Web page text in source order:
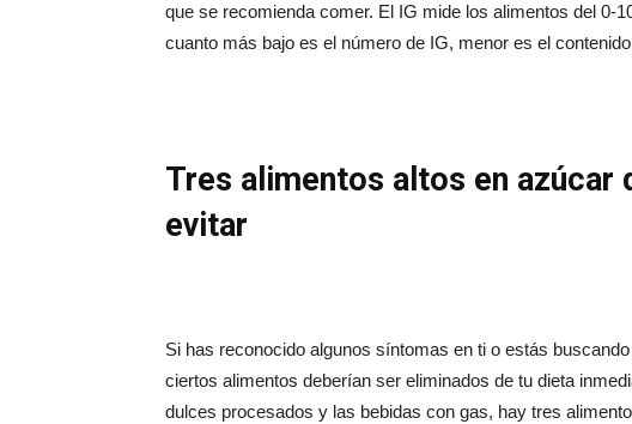
que se recomienda comer. El IG mide los alimentos del 0-
cuanto más bajo es el número de IG, menor es el
Tres alimentos altos en azúcar
evitar
Si has reconocido algunos síntomas en ti o estás
ciertos alimentos deberían ser eliminados de tu dieta
dulces procesados y las bebidas con gas, hay tres